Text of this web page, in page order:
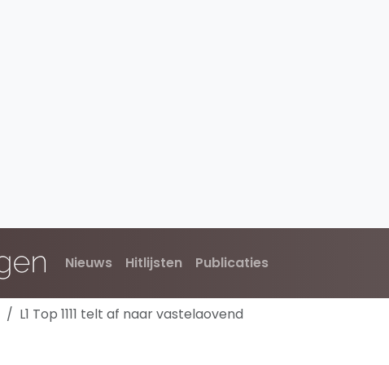
Nieuws Hitlijsten Publicaties
L1 Top 1111 telt af naar vastelaovend